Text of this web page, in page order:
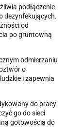
podłączenie
dezynfekujących.
od
po gruntowną
odmierzaniu
o
i zapewnia
do pracy
go do sieci
gotowością do